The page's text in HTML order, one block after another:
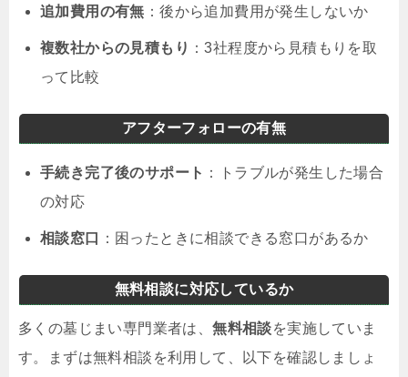
追加費用の有無 ：後から追加費用が発生しないか
複数社からの見積もり ：3社程度から見積もりを取
って比較
アフターフォローの有無
手続き完了後のサポート ：トラブルが発生した場合
の対応
相談窓口 ：困ったときに相談できる窓口があるか
無料相談に対応しているか
多くの墓じまい専門業者は、無料相談を実施していま
す。まずは無料相談を利用して、以下を確認しましょ